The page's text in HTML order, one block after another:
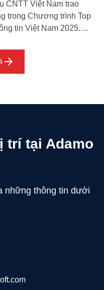
CNTT Việt Nam trao
trong Chương trình Top
tin Việt Nam 2025.
trí tại Adamo
những thông tin dưới